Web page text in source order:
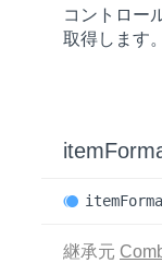
コントロー
取得します。
item
item
継承元